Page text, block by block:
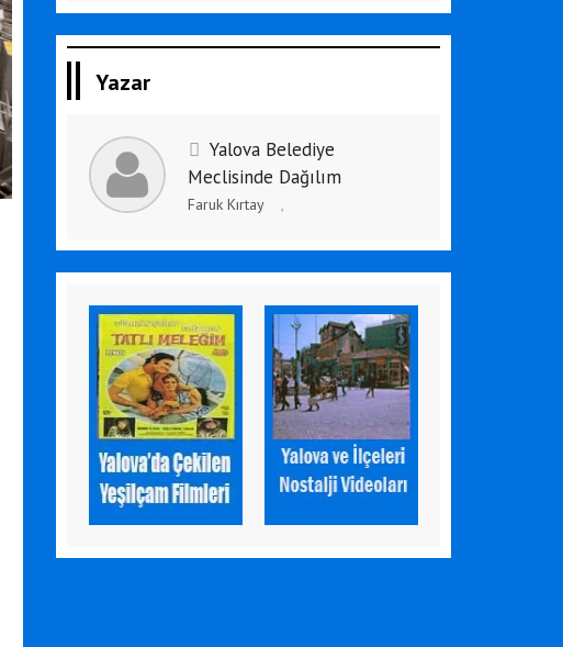
Yazar
Yalova Belediye
Meclisinde Dağılım
Faruk Kırtay ,